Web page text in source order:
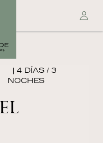
| 4 DÍAS / 3
NOCHES